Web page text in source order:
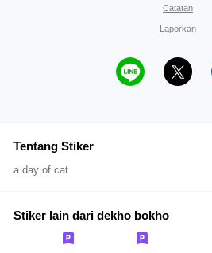
Catatan
Laporkan
Tentang Stiker
a day of cat
Stiker lain dari dekho bokho